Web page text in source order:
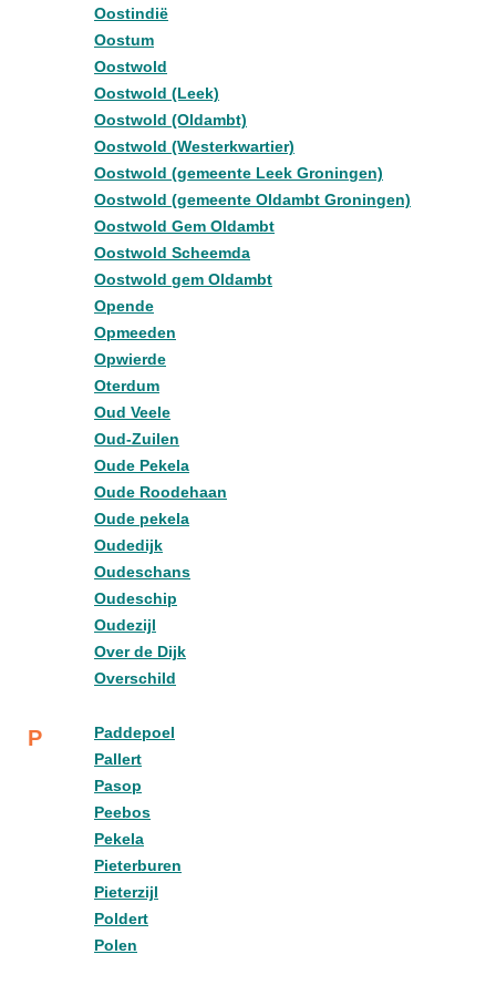
Oostindië
Oostum
Oostwold
Oostwold (Leek)
Oostwold (Oldambt)
Oostwold (Westerkwartier)
Oostwold (gemeente Leek Groningen)
Oostwold (gemeente Oldambt Groningen)
Oostwold Gem Oldambt
Oostwold Scheemda
Oostwold gem Oldambt
Opende
Opmeeden
Opwierde
Oterdum
Oud Veele
Oud-Zuilen
Oude Pekela
Oude Roodehaan
Oude pekela
Oudedijk
Oudeschans
Oudeschip
Oudezijl
Over de Dijk
Overschild
P
Paddepoel
Pallert
Pasop
Peebos
Pekela
Pieterburen
Pieterzijl
Poldert
Polen